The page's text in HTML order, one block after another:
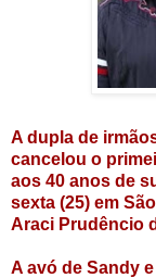
A dupla de
cancelou o
aos 40 anos de
sexta (25) em
Araci Prudêncio
A avó de Sandy